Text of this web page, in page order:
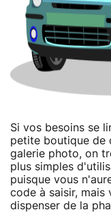
Si vos besoins se
petite boutique de
galerie photo, on
plus simples
puisque vous
code à saisir, mais
dispenser de la